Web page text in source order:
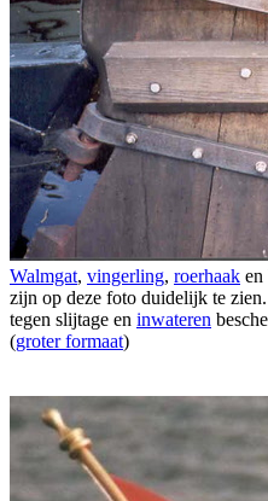
Walmgat, vingerling, roerhaak en
zijn op deze foto duidelijk te
tegen slijtage en inwateren
(groter formaat)